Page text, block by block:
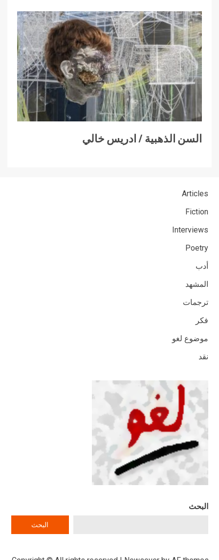
السن الذهبية / ادريس خالي
Articles
Fiction
Interviews
Poetry
أدب
المشهد
ترجمات
فكر
موضوع لغو
نقد
البحث
البحث